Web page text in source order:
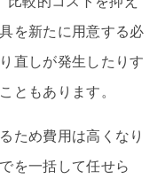
を新たに用意する必
直しが発生したりす
ともあります。
ため費用は高くなり
を一括して任せら